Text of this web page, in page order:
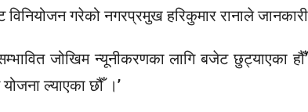
गरेको नगरप्रमुख हरिकुमार रानाले
जोखिम न्यूनीकरणका लागि बजेट छुट्याएका
ल्याएका छौँ ।’